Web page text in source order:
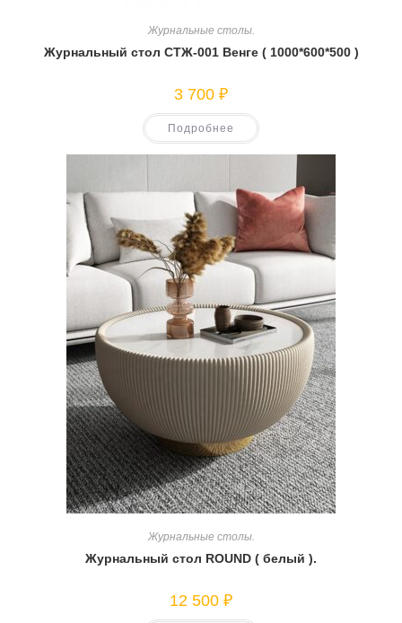
Журнальные столы.
Журнальный стол СТЖ-001 Венге ( 1000*600*500 )
3 700 ₽
Подробнее
Журнальные столы.
Журнальный стол ROUND ( белый ).
12 500 ₽